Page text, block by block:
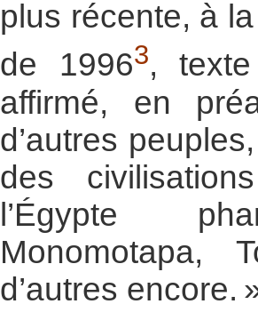
plus récente, à
de 19963,
affirmé, en
d’autres
des
l’Égypte
Monomotapa,
d’autres encore.